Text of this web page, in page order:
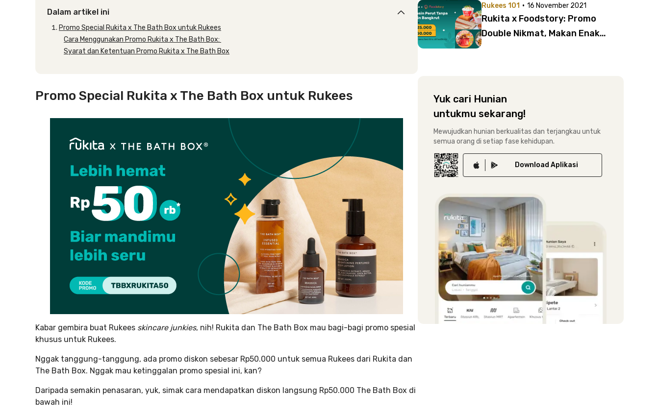
Dalam artikel ini
Promo Special Rukita x The Bath Box untuk Rukees
Cara Menggunakan Promo Rukita x The Bath Box:
Syarat dan Ketentuan Promo Rukita x The Bath Box
Promo Special Rukita x The Bath Box untuk Rukees
Kabar gembira buat Rukees skincare junkies, nih! Rukita dan The Bath Box mau bagi-bagi promo spesial
khusus untuk Rukees.
Nggak tanggung-tanggung, ada promo diskon sebesar Rp50.000 untuk semua Rukees dari Rukita dan
The Bath Box. Nggak mau ketinggalan promo spesial ini, kan?
Daripada semakin penasaran, yuk, simak cara mendapatkan diskon langsung Rp50.000 The Bath Box di
bawah ini!
Rukees 101 · 16 November 2021
Rukita x Foodstory: Promo
Double Nikmat, Makan Enak
Yuk cari Hunian
untukmu sekarang!
Mewujudkan hunian berkualitas dan terjangkau untuk
semua orang di setiap fase kehidupan.
Download Aplikasi